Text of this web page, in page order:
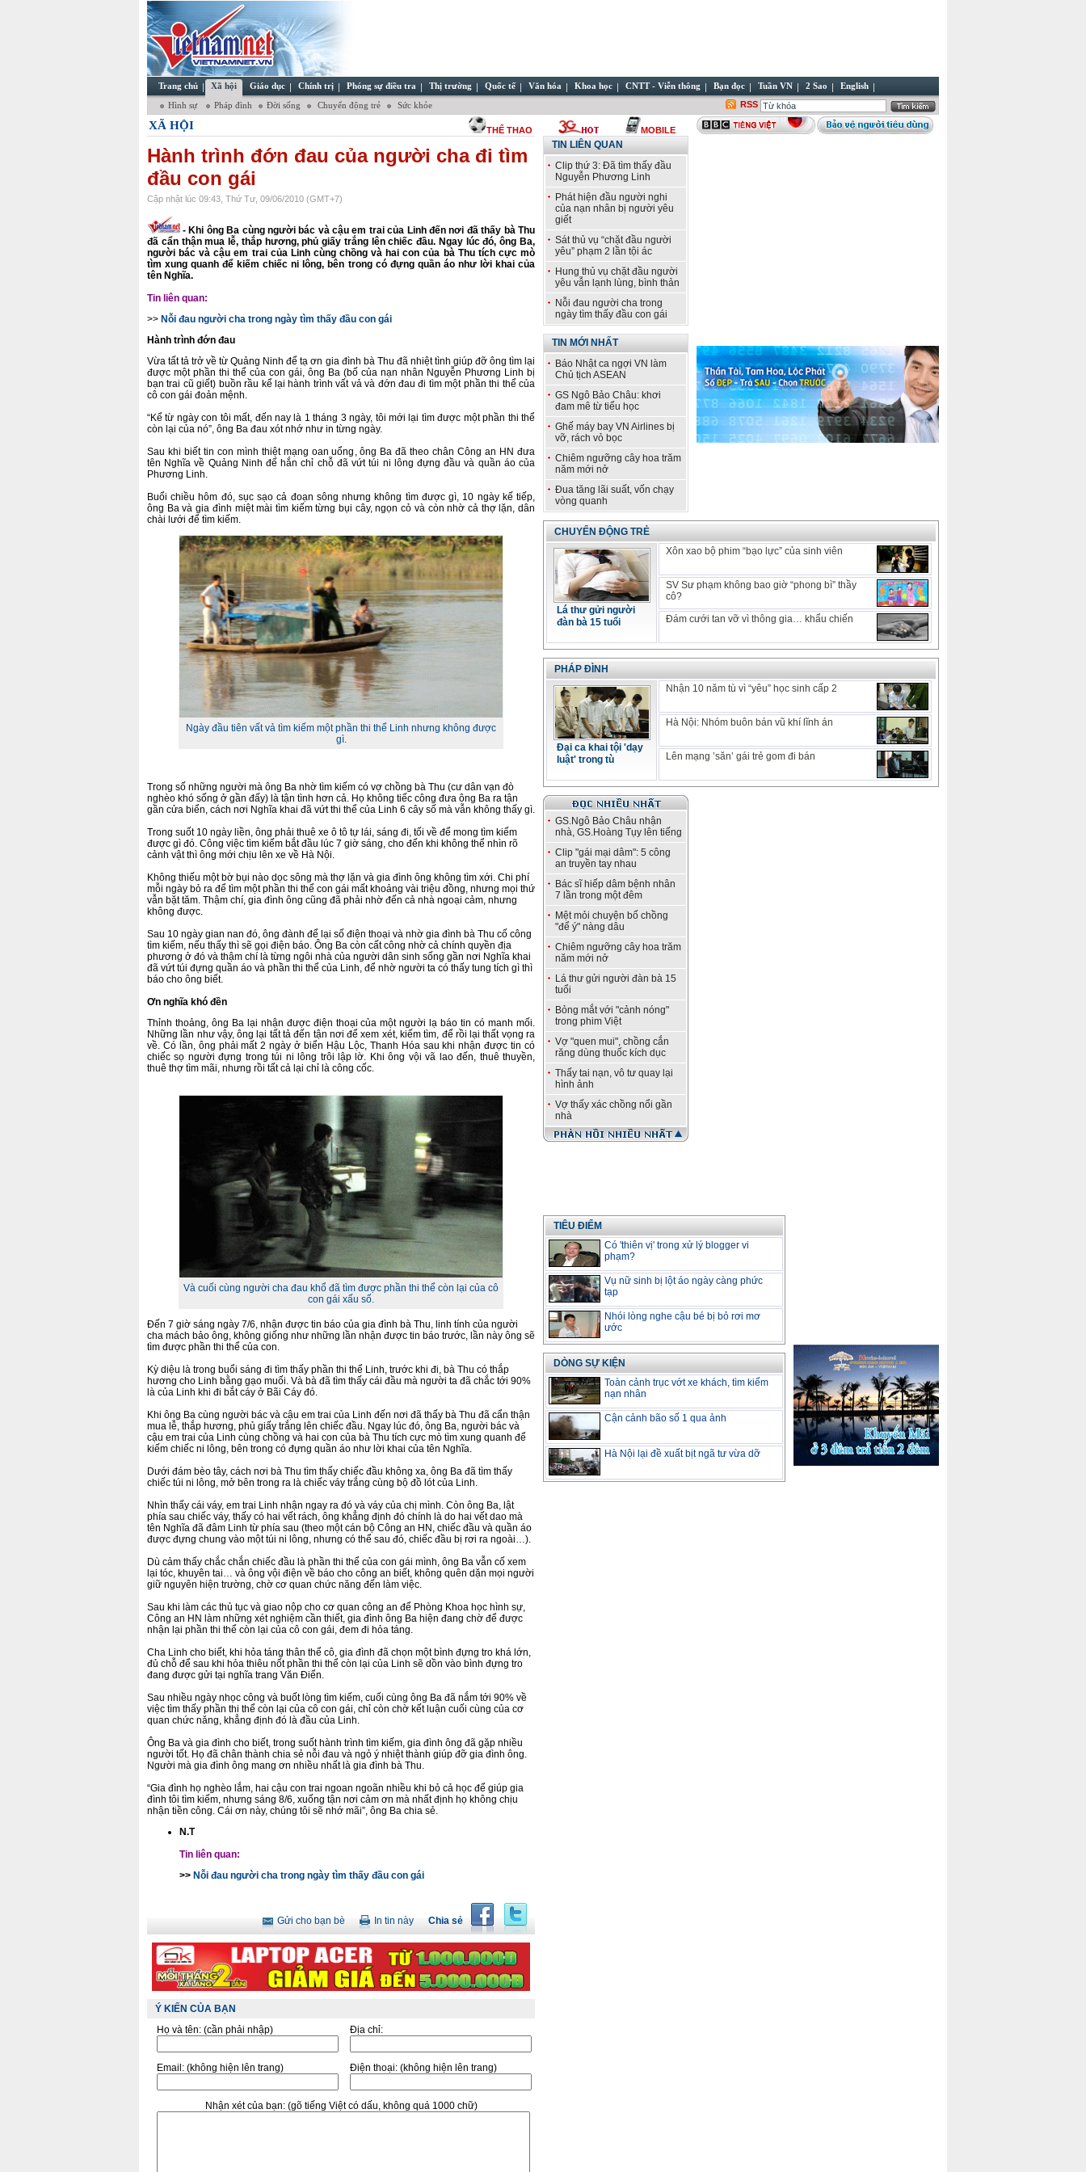
Trang chủ Xã hội Giáo dục Chính trị Phóng sự điều tra Thị trường Quốc tế Văn hóa Khoa học CNTT - Viễn thông Bạn đọc Tuần VN 2 Sao English
Hình sự Pháp đình Đời sống Chuyển động trẻ Sức khỏe RSS
XÃ HỘI THỂ THAO MOBILE
Hành trình đớn đau của người cha đi tìm
đầu con gái
Cập nhật lúc 09:43, Thứ Tư, 09/06/2010 (GMT+7)
- Khi ông Ba cùng người bác và cậu em trai của Linh đến nơi đã thấy bà Thu
đã cẩn thận mua lễ, thắp hương, phủ giấy trắng lên chiếc đầu. Ngay lúc đó, ông Ba,
người bác và cậu em trai của Linh cùng chồng và hai con của bà Thu tích cực mò
tìm xung quanh để kiếm chiếc ni lông, bên trong có đựng quần áo như lời khai của
tên Nghĩa.
Tin liên quan:
>> Nỗi đau người cha trong ngày tìm thấy đầu con gái
Hành trình đớn đau
Vừa tất tả trở về từ Quảng Ninh để tạ ơn gia đình bà Thu đã nhiệt tình giúp đỡ ông tìm lại
được một phần thi thể của con gái, ông Ba (bố của nạn nhân Nguyễn Phương Linh bị
bạn trai cũ giết) buồn rầu kể lại hành trình vất vả và đớn đau đi tìm một phần thi thể của
cô con gái đoản mệnh.
“Kể từ ngày con tôi mất, đến nay là 1 tháng 3 ngày, tôi mới lại tìm được một phần thi thể
còn lại của nó”, ông Ba đau xót nhớ như in từng ngày.
Sau khi biết tin con mình thiệt mạng oan uổng, ông Ba đã theo chân Công an HN đưa
tên Nghĩa về Quảng Ninh để hắn chỉ chỗ đã vứt túi ni lông đựng đầu và quần áo của
Phương Linh.
Buổi chiều hôm đó, sục sạo cả đoạn sông nhưng không tìm được gì, 10 ngày kế tiếp,
ông Ba và gia đình miệt mài tìm kiếm từng bụi cây, ngọn cỏ và còn nhờ cả thợ lặn, dân
chài lưới để tìm kiếm.
Ngày đầu tiên vất vả tìm kiếm một phần thi thể Linh nhưng không được
gì.
Trong số những người mà ông Ba nhờ tìm kiếm có vợ chồng bà Thu (cư dân vạn đò
nghèo khó sống ở gần đấy) là tận tình hơn cả. Họ không tiếc công đưa ông Ba ra tận
gần cửa biển, cách nơi Nghĩa khai đã vứt thi thể của Linh 6 cây số mà vẫn không thấy gì.
Trong suốt 10 ngày liền, ông phải thuê xe ô tô tự lái, sáng đi, tối về để mong tìm kiếm
được gì đó. Công việc tìm kiếm bắt đầu lúc 7 giờ sáng, cho đến khi không thể nhìn rõ
cảnh vật thì ông mới chịu lên xe về Hà Nội.
Không thiếu một bờ bụi nào dọc sông mà thợ lặn và gia đình ông không tìm xới. Chi phí
mỗi ngày bỏ ra để tìm một phần thi thể con gái mất khoảng vài triệu đồng, nhưng mọi thứ
vẫn bặt tăm. Thậm chí, gia đình ông cũng đã phải nhờ đến cả nhà ngoại cảm, nhưng
không được.
Sau 10 ngày gian nan đó, ông đành để lại số điện thoại và nhờ gia đình bà Thu cố công
tìm kiếm, nếu thấy thì sẽ gọi điện báo. Ông Ba còn cất công nhờ cả chính quyền địa
phương ở đó và thậm chí là từng ngôi nhà của người dân sinh sống gần nơi Nghĩa khai
đã vứt túi đựng quần áo và phần thi thể của Linh, để nhờ người ta có thấy tung tích gì thì
báo cho ông biết.
Ơn nghĩa khó đền
Thỉnh thoảng, ông Ba lại nhận được điện thoại của một người lạ báo tin có manh mối.
Những lần như vậy, ông lại tất tả đến tận nơi để xem xét, kiếm tìm, để rồi lại thất vọng ra
về. Có lần, ông phải mất 2 ngày ở biển Hậu Lộc, Thanh Hóa sau khi nhận được tin có
chiếc sọ người đựng trong túi ni lông trôi lập lờ. Khi ông vội vã lao đến, thuê thuyền,
thuê thợ tìm mãi, nhưng rồi tất cả lại chỉ là công cốc.
Và cuối cùng người cha đau khổ đã tìm được phần thi thể còn lại của cô
con gái xấu số.
Đến 7 giờ sáng ngày 7/6, nhận được tin báo của gia đình bà Thu, linh tính của người
cha mách bảo ông, không giống như những lần nhận được tin báo trước, lần này ông sẽ
tìm được phần thi thể của con.
Kỳ diệu là trong buổi sáng đi tìm thấy phần thi thể Linh, trước khi đi, bà Thu có thắp
hương cho Linh bằng gạo muối. Và bà đã tìm thấy cái đầu mà người ta đã chắc tới 90%
là của Linh khi đi bắt cáy ở Bãi Cáy đó.
Khi ông Ba cùng người bác và cậu em trai của Linh đến nơi đã thấy bà Thu đã cẩn thận
mua lễ, thắp hương, phủ giấy trắng lên chiếc đầu. Ngay lúc đó, ông Ba, người bác và
cậu em trai của Linh cùng chồng và hai con của bà Thu tích cực mò tìm xung quanh để
kiếm chiếc ni lông, bên trong có đựng quần áo như lời khai của tên Nghĩa.
Dưới đám bèo tây, cách nơi bà Thu tìm thấy chiếc đầu không xa, ông Ba đã tìm thấy
chiếc túi ni lông, mở bên trong ra là chiếc váy trắng cùng bộ đồ lót của Linh.
Nhìn thấy cái váy, em trai Linh nhận ngay ra đó và váy của chị mình. Còn ông Ba, lật
phía sau chiếc váy, thấy có hai vết rách, ông khẳng định đó chính là do hai vết dao mà
tên Nghĩa đã đâm Linh từ phía sau (theo một cán bộ Công an HN, chiếc đầu và quần áo
được đựng chung vào một túi ni lông, nhưng có thể sau đó, chiếc đầu bị rơi ra ngoài…).
Dù cảm thấy chắc chắn chiếc đầu là phần thi thể của con gái mình, ông Ba vẫn cố xem
lại tóc, khuyên tai… và ông vội điện về báo cho công an biết, không quên dặn mọi người
giữ nguyên hiện trường, chờ cơ quan chức năng đến làm việc.
Sau khi làm các thủ tục và giao nộp cho cơ quan công an để Phòng Khoa học hình sự,
Công an HN làm những xét nghiệm cần thiết, gia đình ông Ba hiện đang chờ để được
nhận lại phần thi thể còn lại của cô con gái, đem đi hỏa táng.
Cha Linh cho biết, khi hỏa táng thân thể cô, gia đình đã chọn một bình đựng tro khá lớn,
đủ chỗ để sau khi hỏa thiêu nốt phần thi thể còn lại của Linh sẽ dồn vào bình đựng tro
đang được gửi tại nghĩa trang Văn Điển.
Sau nhiều ngày nhọc công và buốt lòng tìm kiếm, cuối cùng ông Ba đã nắm tới 90% về
việc tìm thấy phần thi thể còn lại của cô con gái, chỉ còn chờ kết luận cuối cùng của cơ
quan chức năng, khẳng định đó là đầu của Linh.
Ông Ba và gia đình cho biết, trong suốt hành trình tìm kiếm, gia đình ông đã gặp nhiều
người tốt. Họ đã chân thành chia sẻ nỗi đau và ngỏ ý nhiệt thành giúp đỡ gia đình ông.
Người mà gia đình ông mang ơn nhiều nhất là gia đình bà Thu.
“Gia đình họ nghèo lắm, hai cậu con trai ngoan ngoãn nhiều khi bỏ cả học để giúp gia
đình tôi tìm kiếm, nhưng sáng 8/6, xuống tận nơi cảm ơn mà nhất định họ không chịu
nhận tiền công. Cái ơn này, chúng tôi sẽ nhớ mãi”, ông Ba chia sẻ.
N.T
Tin liên quan:
>> Nỗi đau người cha trong ngày tìm thấy đầu con gái
Chia sẻ
In tin này
Gửi cho bạn bè
Ý KIẾN CỦA BẠN
Họ và tên: (cần phải nhập) Địa chỉ:
Email: (không hiện lên trang) Điện thoại: (không hiện lên trang)
Nhận xét của bạn: (gõ tiếng Việt có dấu, không quá 1000 chữ)
TIN LIÊN QUAN
Clip thứ 3: Đã tìm thấy đầu
Nguyễn Phương Linh
Phát hiện đầu người nghi
của nạn nhân bị người yêu
giết
Sát thủ vụ “chặt đầu người
yêu” phạm 2 lần tội ác
Hung thủ vụ chặt đầu người
yêu vẫn lạnh lùng, bình thản
Nỗi đau người cha trong
ngày tìm thấy đầu con gái
TIN MỚI NHẤT
Báo Nhật ca ngợi VN làm
Chủ tịch ASEAN
GS Ngô Bảo Châu: khơi
đam mê từ tiểu học
Ghế máy bay VN Airlines bị
vỡ, rách vỏ bọc
Chiêm ngưỡng cây hoa trăm
năm mới nở
Đua tăng lãi suất, vốn chạy
vòng quanh
CHUYỂN ĐỘNG TRẺ
Lá thư gửi người
đàn bà 15 tuổi
Xôn xao bộ phim “bạo lực” của sinh viên
SV Sư phạm không bao giờ “phong bì” thầy
cô?
Đám cưới tan vỡ vì thông gia… khẩu chiến
PHÁP ĐÌNH
Đại ca khai tội 'dạy
luật' trong tù
Nhận 10 năm tù vì “yêu” học sinh cấp 2
Hà Nội: Nhóm buôn bán vũ khí lĩnh án
Lên mạng ’săn’ gái trẻ gom đi bán
GS.Ngô Bảo Châu nhận
nhà, GS.Hoàng Tụy lên tiếng
Clip "gái mại dâm": 5 công
an truyền tay nhau
Bác sĩ hiếp dâm bệnh nhân
7 lần trong một đêm
Mệt mỏi chuyện bố chồng
"để ý" nàng dâu
Chiêm ngưỡng cây hoa trăm
năm mới nở
Lá thư gửi người đàn bà 15
tuổi
Bỏng mắt với "cảnh nóng"
trong phim Việt
Vợ "quen mui", chồng cắn
răng dùng thuốc kích dục
Thấy tai nạn, vô tư quay lại
hình ảnh
Vợ thấy xác chồng nổi gần
nhà
TIÊU ĐIỂM
Có 'thiên vị' trong xử lý blogger vi
phạm?
Vụ nữ sinh bị lột áo ngày càng phức
tạp
Nhói lòng nghe cậu bé bị bỏ rơi mơ
ước
DÒNG SỰ KIỆN
Toàn cảnh trục vớt xe khách, tìm kiếm
nạn nhân
Cận cảnh bão số 1 qua ảnh
Hà Nội lại đề xuất bịt ngã tư vừa dỡ